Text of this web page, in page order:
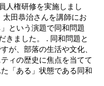
人権研修を実施しまし
田恭治さんを講師にお
という演題で同和問題
きました。 . 同和問題と
が、部落の生活や文化、
ィの歴史に焦点を当てて
「ある」状態である同和